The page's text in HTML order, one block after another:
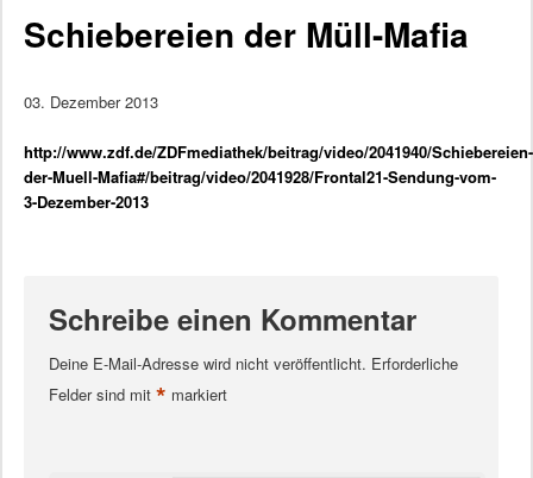
Schiebereien der Müll-Mafia
03. Dezember 2013
http://www.zdf.de/ZDFmediathek/beitrag/video/2041940/Schiebereien-
der-Muell-Mafia#/beitrag/video/2041928/Frontal21-Sendung-vom-
3-Dezember-2013
Schreibe einen Kommentar
Deine E-Mail-Adresse wird nicht veröffentlicht. Erforderliche
Felder sind mit * markiert